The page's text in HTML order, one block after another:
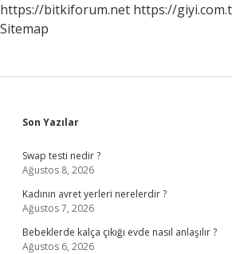
https://bitkiforum.net https://
Sitemap
Sidebar
Son Yazılar
Swap testi nedir ?
Ağustos 8, 2026
Kadının avret yerleri nerelerdir ?
Ağustos 7, 2026
Bebeklerde kalça çıkığı evde nasıl anlaşılır ?
Ağustos 6, 2026